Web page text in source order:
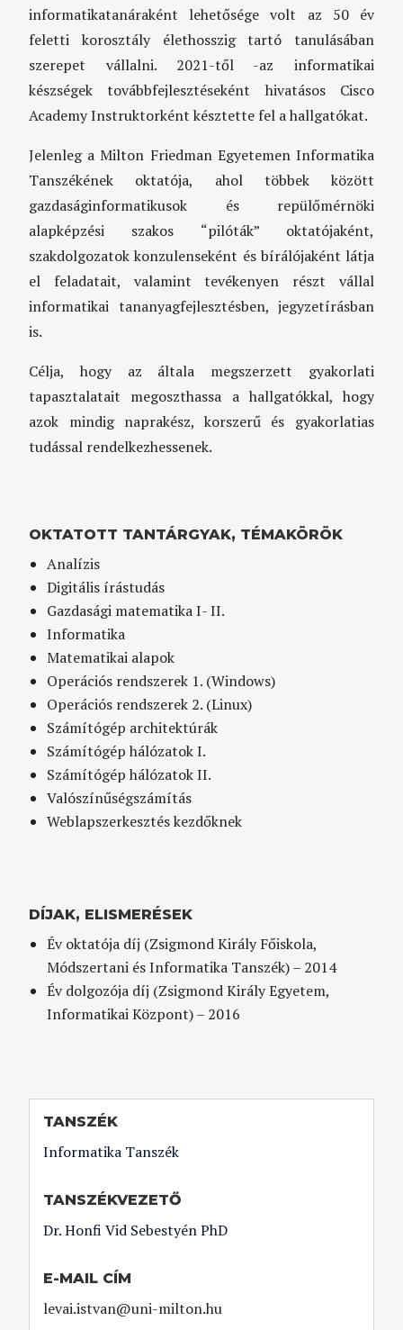
informatikatanáraként lehetősége volt az 50 év
feletti korosztály élethosszig tartó tanulásában
szerepet vállalni. 2021-től -az informatikai
készségek továbbfejlesztéseként hivatásos Cisco
Academy Instruktorként késztette fel a hallgatókat.
Jelenleg a Milton Friedman Egyetemen Informatika
Tanszékének oktatója, ahol többek között
gazdaságinformatikusok és repülőmérnöki
alapképzési szakos “pilóták” oktatójaként,
szakdolgozatok konzulenseként és bírálójaként látja
el feladatait, valamint tevékenyen részt vállal
informatikai tananyagfejlesztésben, jegyzetírásban
is.
Célja, hogy az általa megszerzett gyakorlati
tapasztalatait megoszthassa a hallgatókkal, hogy
azok mindig naprakész, korszerű és gyakorlatias
tudással rendelkezhessenek.
OKTATOTT TANTÁRGYAK, TÉMAKÖRÖK
Analízis
Digitális írástudás
Gazdasági matematika I- II.
Informatika
Matematikai alapok
Operációs rendszerek 1. (Windows)
Operációs rendszerek 2. (Linux)
Számítógép architektúrák
Számítógép hálózatok I.
Számítógép hálózatok II.
Valószínűségszámítás
Weblapszerkesztés kezdőknek
DÍJAK, ELISMERÉSEK
Év oktatója díj (Zsigmond Király Főiskola,
Módszertani és Informatika Tanszék) – 2014
Év dolgozója díj (Zsigmond Király Egyetem,
Informatikai Központ) – 2016
TANSZÉK
Informatika Tanszék
TANSZÉKVEZETŐ
Dr. Honfi Vid Sebestyén PhD
E-MAIL CÍM
levai.istvan@uni-milton.hu